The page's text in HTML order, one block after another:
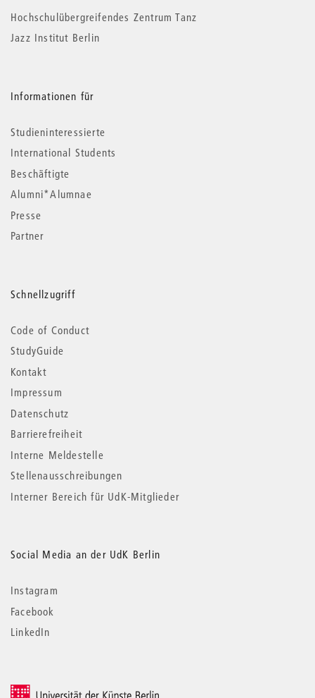
Hochschulübergreifendes Zentrum Tanz
Jazz Institut Berlin
Informationen für
Studieninteressierte
International Students
Beschäftigte
Alumni*Alumnae
Presse
Partner
Schnellzugriff
Code of Conduct
StudyGuide
Kontakt
Impressum
Datenschutz
Barrierefreiheit
Interne Meldestelle
Stellenausschreibungen
Interner Bereich für UdK-Mitglieder
Social Media an der UdK Berlin
Instagram
Facebook
LinkedIn
© 2026 Universität der Künste Berlin